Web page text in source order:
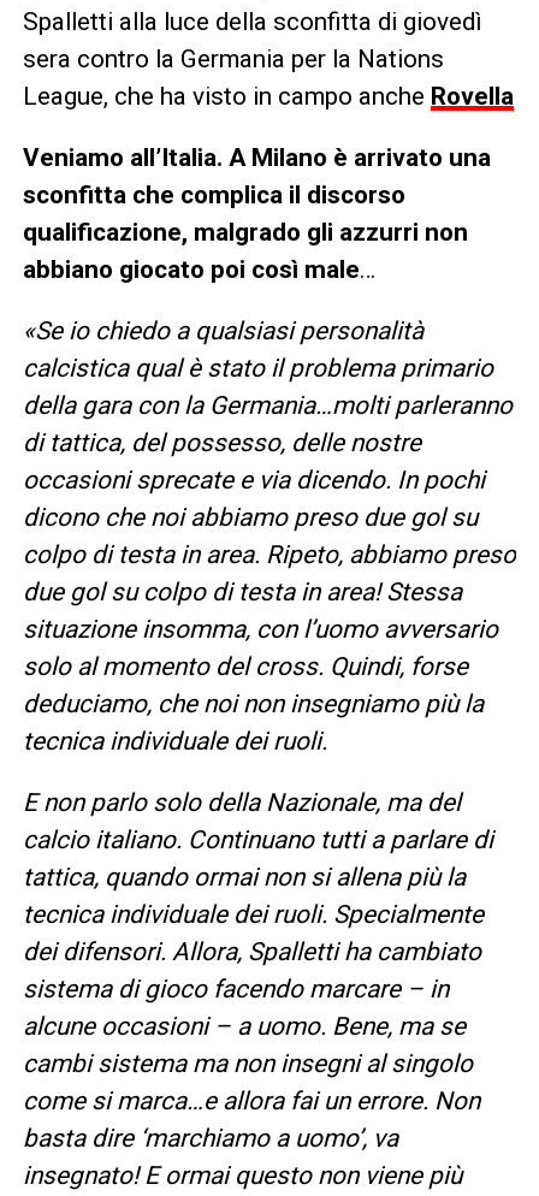
Spalletti alla luce della sconfitta di giovedì
sera contro la Germania per la Nations
League, che ha visto in campo anche Rovella
Veniamo all’Italia. A Milano è arrivato una
sconfitta che complica il discorso
qualificazione, malgrado gli azzurri non
abbiano giocato poi così male…
«Se io chiedo a qualsiasi personalità
calcistica qual è stato il problema primario
della gara con la Germania…molti parleranno
di tattica, del possesso, delle nostre
occasioni sprecate e via dicendo. In pochi
dicono che noi abbiamo preso due gol su
colpo di testa in area. Ripeto, abbiamo preso
due gol su colpo di testa in area! Stessa
situazione insomma, con l’uomo avversario
solo al momento del cross. Quindi, forse
deduciamo, che noi non insegniamo più la
tecnica individuale dei ruoli.
E non parlo solo della Nazionale, ma del
calcio italiano. Continuano tutti a parlare di
tattica, quando ormai non si allena più la
tecnica individuale dei ruoli. Specialmente
dei difensori. Allora, Spalletti ha cambiato
sistema di gioco facendo marcare – in
alcune occasioni – a uomo. Bene, ma se
cambi sistema ma non insegni al singolo
come si marca…e allora fai un errore. Non
basta dire ‘marchiamo a uomo’, va
insegnato! E ormai questo non viene più